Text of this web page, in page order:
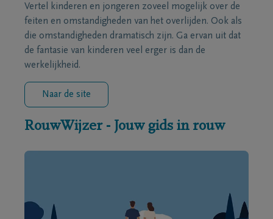
Vertel kinderen en jongeren zoveel mogelijk over de
feiten en omstandigheden van het overlijden. Ook als
die omstandigheden dramatisch zijn. Ga ervan uit dat
de fantasie van kinderen veel erger is dan de
werkelijkheid.
Naar de site
RouwWijzer - Jouw gids in rouw